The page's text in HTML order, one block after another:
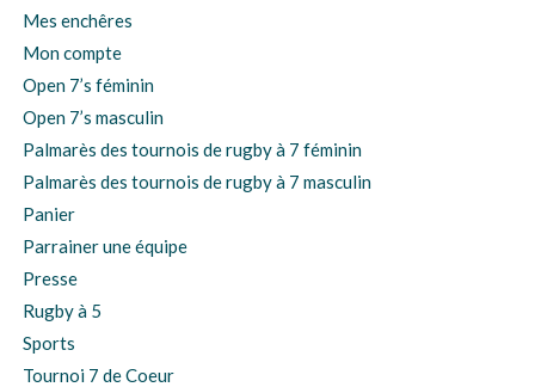
Mes enchêres
Mon compte
Open 7’s féminin
Open 7’s masculin
Palmarès des tournois de rugby à 7 féminin
Palmarès des tournois de rugby à 7 masculin
Panier
Parrainer une équipe
Presse
Rugby à 5
Sports
Tournoi 7 de Coeur